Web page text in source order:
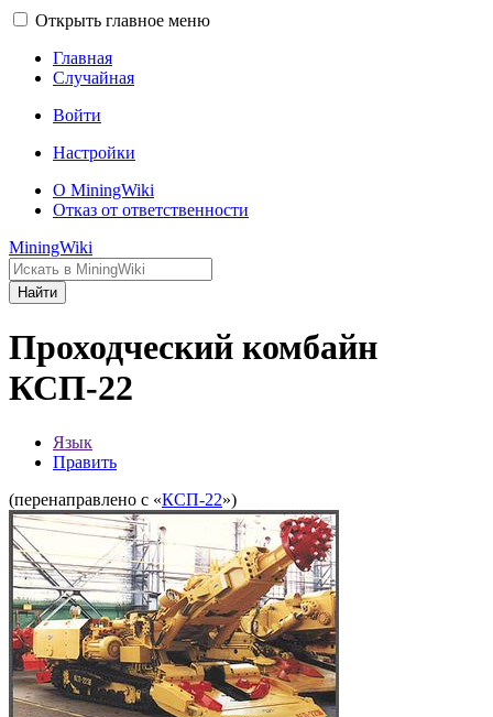
Открыть главное меню
Главная
Случайная
Войти
Настройки
О MiningWiki
Отказ от ответственности
MiningWiki
Найти
Проходческий комбайн
КСП-22
Язык
Править
(перенаправлено с «КСП-22»)